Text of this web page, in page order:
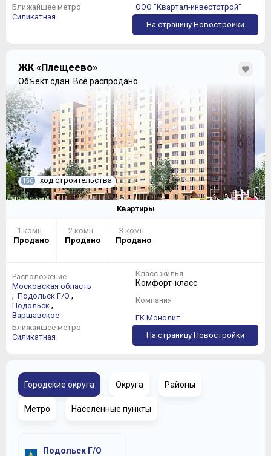
Ближайшее метро
Силикатная
ООО "Квартал-инвестстрой"
На страницу Новостройки
ЖК «Плещеево»
Объект сдан. Всё распродано.
156 ход строительства
Квартиры
1 комн.
Продано
2 комн.
Продано
3 комн.
Продано
Расположение
Московская область
, Подольск Г/О ,
Подольск ,
Варшавское
Ближайшее метро
Силикатная
Класс жилья
Комфорт-класс
Компания
ГК Монолит
На страницу Новостройки
Городские округа Округа Районы
Метро Населенные пункты
Подольск Г/О